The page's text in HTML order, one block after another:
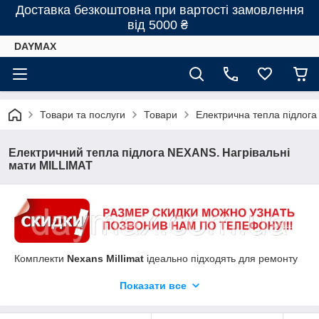
Доставка безкоштовна при вартості замовлення
від 5000 ₴
DAYMAX
Товари та послуги Товари Електрична тепла підлога
Електричний тепла підлога NEXANS. Нагрівальні
мати MILLIMAT
Комплекти Nexans Millimat ідеально підходять для ремонту
необхідно мінімально підняти рівень підлоги. Монтаж
Показати все